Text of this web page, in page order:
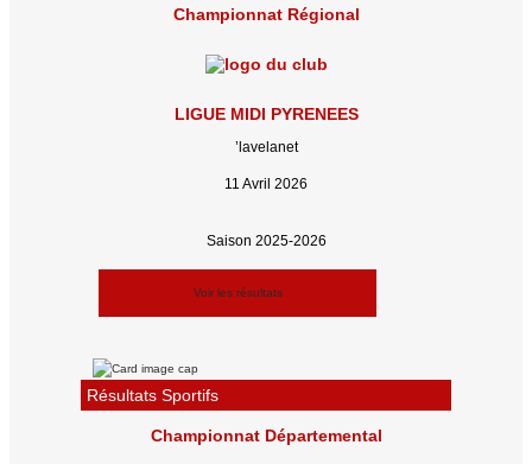
Championnat Régional
LIGUE MIDI PYRENEES
’lavelanet
11 Avril 2026
Saison 2025-2026
Voir les résultats
Résultats Sportifs
Championnat Départemental